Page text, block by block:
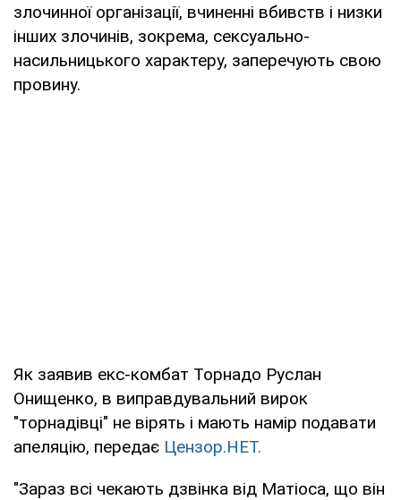
злочинної організації, вчиненні вбивств і низки
інших злочинів, зокрема, сексуально-
насильницького характеру, заперечують свою
провину.
Як заявив екс-комбат Торнадо Руслан
Онищенко, в виправдувальний вирок
"торнадівці" не вірять і мають намір подавати
апеляцію, передає Цензор.НЕТ.
"Зараз всі чекають дзвінка від Матіоса, що він